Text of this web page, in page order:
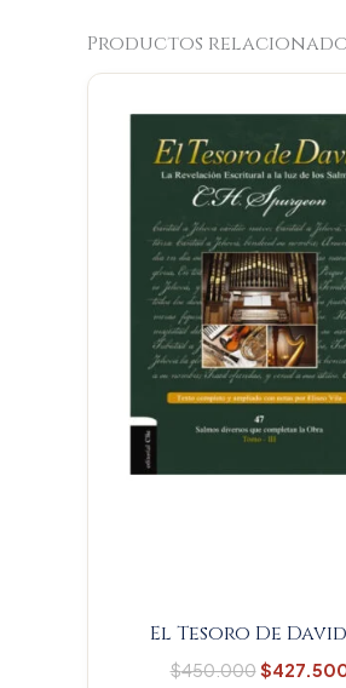
Productos
El Tesoro De
$450.000$